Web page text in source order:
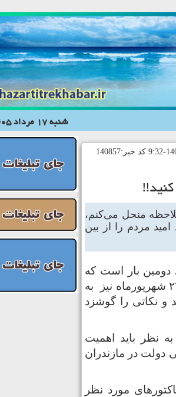
شنبه 17 مرداد 1405-8:58
منحل می‌کنم،
مردم را از بین
دومین بار است که
در نشست شورای اداری شهرستان ساری شرکت می‌کند، روز شنبه ۲۲ شهریورماه نیز به
نکاتی را گوشزد
نظر باید اهمیت
دولت در مازندران
مورد نظر